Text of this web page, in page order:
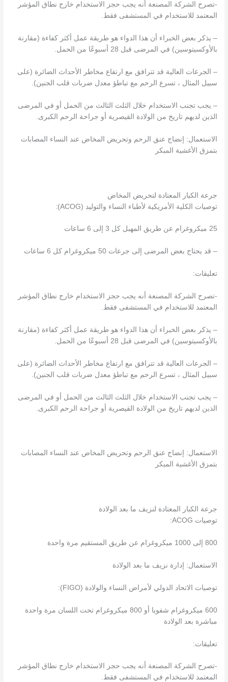
-تصرح الشركة المصنعة أنه يجب حجز الاستخدام خارج نطاق المؤشر
المعتمد للاستخدام في المستشفى فقط.
– يذكر بعض الخبراء أن هذا الدواء هو طريقة عمل أكثر كفاءة (مقارنة
بالأوكسيتوسين) في المرضى قبل 28 أسبوعًا من الحمل.
– الجرعات العالية قد تترافق مع ارتفاع مخاطر الأحداث الضائرة (على
سبيل المثال ، تسرع الرحم مع تباطؤ معدل ضربات قلب الجنين).
– يجب تجنب الاستخدام خلال الثلث الثالث من الحمل أو في المرضى
الذين لديهم تاريخ من الولادة القيصرية أو جراحة الرحم الكبرى.
الاستعمال: إنضاج عنق الرحم وتحريض المخاض عند النساء المصابات
بتمزق الأغشية المبكر
جرعة الكبار المعتادة لتحريض المخاض
توصيات الكلية الأمريكية لأطباء النساء والتوليد (ACOG):
25 ميكروغرام عن طريق المهبل كل 3 إلى 6 ساعات
– قد يحتاج بعض المرضى إلى جرعات 50 ميكروغرام كل 6 ساعات
تعليقات:
-تصرح الشركة المصنعة أنه يجب حجز الاستخدام خارج نطاق المؤشر
المعتمد للاستخدام في المستشفى فقط.
– يذكر بعض الخبراء أن هذا الدواء هو طريقة عمل أكثر كفاءة (مقارنة
بالأوكسيتوسين) في المرضى قبل 28 أسبوعًا من الحمل.
– الجرعات العالية قد تترافق مع ارتفاع مخاطر الأحداث الضائرة (على
سبيل المثال ، تسرع الرحم مع تباطؤ معدل ضربات قلب الجنين).
– يجب تجنب الاستخدام خلال الثلث الثالث من الحمل أو في المرضى
الذين لديهم تاريخ من الولادة القيصرية أو جراحة الرحم الكبرى.
الاستعمال: إنضاج عنق الرحم وتحريض المخاض عند النساء المصابات
بتمزق الأغشية المبكر
جرعة الكبار المعتادة لنزيف ما بعد الولادة
توصيات ACOG:
800 إلى 1000 ميكروغرام عن طريق المستقيم مرة واحدة
الاستعمال: إدارة نزيف ما بعد الولادة
توصيات الاتحاد الدولي لأمراض النساء والولادة (FIGO):
600 ميكروغرام شفويا أو 800 ميكروغرام تحت اللسان مرة واحدة
مباشرة بعد الولادة
تعليقات:
-تصرح الشركة المصنعة أنه يجب حجز الاستخدام خارج نطاق المؤشر
المعتمد للاستخدام في المستشفى فقط.